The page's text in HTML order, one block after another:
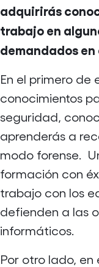
adquirirás
trabajo en
demandados
En el primero de
conocimientos
seguridad,
aprenderás a
modo forense.
formación con
trabajo con los
defienden a las
informáticos.
Por otro lado, en